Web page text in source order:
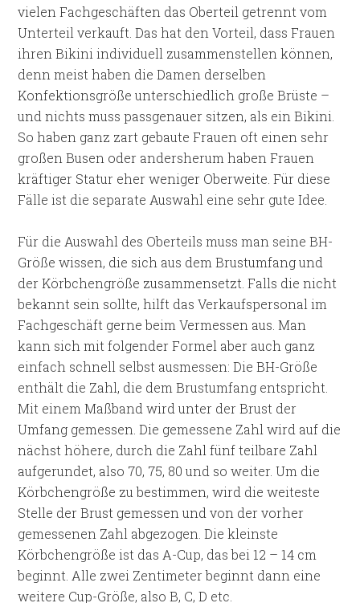
vielen Fachgeschäften das Oberteil getrennt vom
Unterteil verkauft. Das hat den Vorteil, dass Frauen
ihren Bikini individuell zusammenstellen können,
denn meist haben die Damen derselben
Konfektionsgröße unterschiedlich große Brüste –
und nichts muss passgenauer sitzen, als ein Bikini.
So haben ganz zart gebaute Frauen oft einen sehr
großen Busen oder andersherum haben Frauen
kräftiger Statur eher weniger Oberweite. Für diese
Fälle ist die separate Auswahl eine sehr gute Idee.
Für die Auswahl des Oberteils muss man seine BH-
Größe wissen, die sich aus dem Brustumfang und
der Körbchengröße zusammensetzt. Falls die nicht
bekannt sein sollte, hilft das Verkaufspersonal im
Fachgeschäft gerne beim Vermessen aus. Man
kann sich mit folgender Formel aber auch ganz
einfach schnell selbst ausmessen: Die BH-Größe
enthält die Zahl, die dem Brustumfang entspricht.
Mit einem Maßband wird unter der Brust der
Umfang gemessen. Die gemessene Zahl wird auf die
nächst höhere, durch die Zahl fünf teilbare Zahl
aufgerundet, also 70, 75, 80 und so weiter. Um die
Körbchengröße zu bestimmen, wird die weiteste
Stelle der Brust gemessen und von der vorher
gemessenen Zahl abgezogen. Die kleinste
Körbchengröße ist das A-Cup, das bei 12 – 14 cm
beginnt. Alle zwei Zentimeter beginnt dann eine
weitere Cup-Größe, also B, C, D etc.